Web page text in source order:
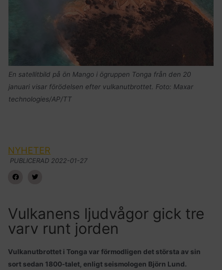
En satellitbild på ön Mango i ögruppen Tonga från den 20
januari visar förödelsen efter vulkanutbrottet. Foto: Maxar
technologies/AP/TT
NYHETER
PUBLICERAD 2022-01-27
Vulkanens ljudvågor gick tre
varv runt jorden
Vulkanutbrottet i Tonga var förmodligen det största av sin
sort sedan 1800-talet, enligt seismologen Björn Lund.